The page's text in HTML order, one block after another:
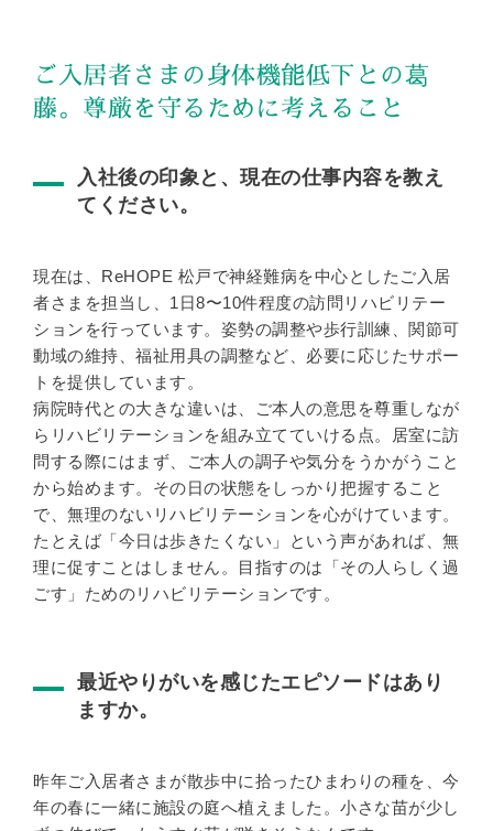
ご入居者さまの身体機能低下との葛
藤。尊厳を守るために考えること
入社後の印象と、現在の仕事内容を教え
てください。
現在は、ReHOPE 松戸で神経難病を中心としたご入居
者さまを担当し、1日8〜10件程度の訪問リハビリテー
ションを行っています。姿勢の調整や歩行訓練、関節可
動域の維持、福祉用具の調整など、必要に応じたサポー
トを提供しています。
病院時代との大きな違いは、ご本人の意思を尊重しなが
らリハビリテーションを組み立てていける点。居室に訪
問する際にはまず、ご本人の調子や気分をうかがうこと
から始めます。その日の状態をしっかり把握すること
で、無理のないリハビリテーションを心がけています。
たとえば「今日は歩きたくない」という声があれば、無
理に促すことはしません。目指すのは「その人らしく過
ごす」ためのリハビリテーションです。
最近やりがいを感じたエピソードはあり
ますか。
昨年ご入居者さまが散歩中に拾ったひまわりの種を、今
年の春に一緒に施設の庭へ植えました。小さな苗が少し